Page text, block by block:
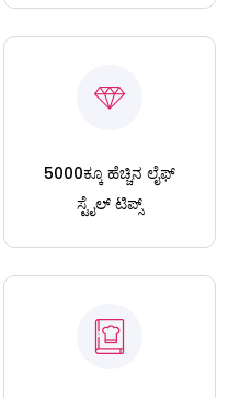
5000ಕ್ಕೂ ಹೆಚ್ಚಿನ ಲೈಫ್
ಸ್ಟೈಲ್ ಟಿಪ್ಸ್